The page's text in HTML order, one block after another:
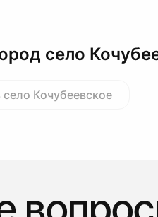
село
Кочубеевское